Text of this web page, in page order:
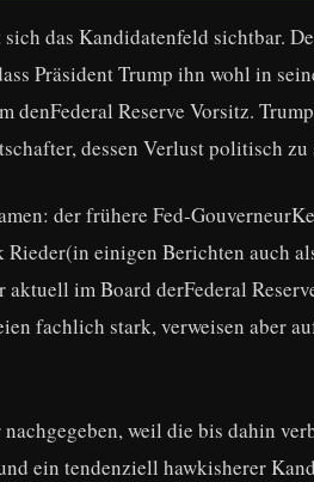
das Kandidatenfeld sichtbar.
Präsident Trump ihn wohl in
denFederal Reserve Vorsitz.
dessen Verlust politisch zu
der frühere Fed-
einigen Berichten auch
im Board derFederal
fachlich stark, verweisen aber
weil die bis dahin
ein tendenziell hawkisherer